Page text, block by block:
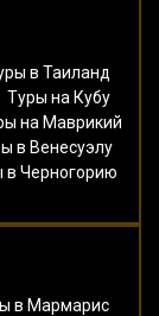
в Таиланд
Туры на Кубу
на Маврикий
в Венесуэлу
в Черногорию
в Мармарис